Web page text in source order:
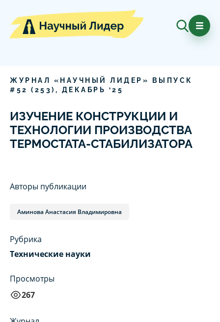
ЖУРНАЛ «НАУЧНЫЙ ЛИДЕР» ВЫПУСК
# 52 ( 253), ДЕКАБРЬ ‘25
ИЗУЧЕНИЕ КОНСТРУКЦИИ И
ТЕХНОЛОГИИ ПРОИЗВОДСТВА
ТЕРМОСТАТА-СТАБИЛИЗАТОРА
Авторы публикации
Аминова Анастасия Владимировна
Рубрика
Технические науки
Просмотры
267